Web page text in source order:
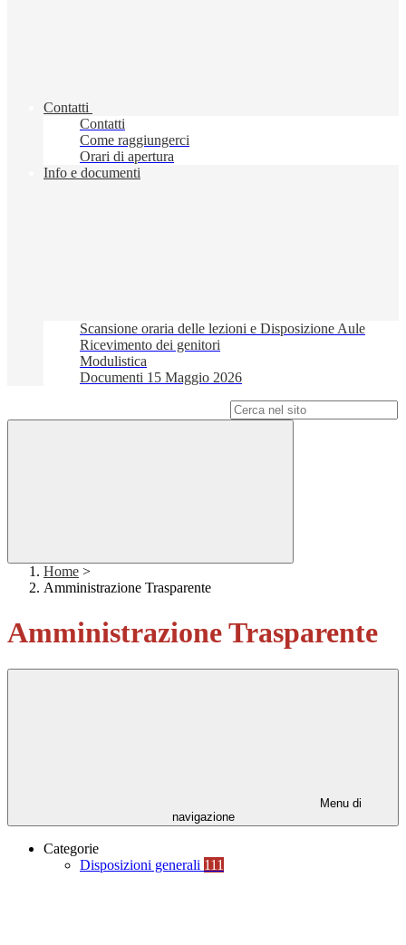
Contatti
Contatti
Come raggiungerci
Orari di apertura
Info e documenti
Scansione oraria delle lezioni e Disposizione Aule
Ricevimento dei genitori
Modulistica
Documenti 15 Maggio 2026
Home >
Amministrazione Trasparente
Amministrazione Trasparente
Menu di
navigazione
Categorie
Disposizioni generali 111